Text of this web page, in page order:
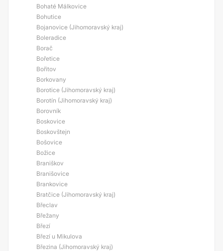
Bohaté Málkovice
Bohutice
Bojanovice (Jihomoravský kraj)
Boleradice
Borač
Bořetice
Bořitov
Borkovany
Borotice (Jihomoravský kraj)
Borotín (Jihomoravský kraj)
Borovník
Boskovice
Boskovštejn
Bošovice
Božice
Braniškov
Branišovice
Brankovice
Bratčice (Jihomoravský kraj)
Břeclav
Břežany
Březí
Březí u Mikulova
Březina (Jihomoravský kraj)